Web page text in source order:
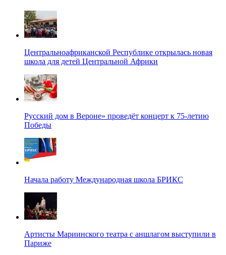
Центральноафриканской Республике открылась новая
школа для детей Центральной Африки
Русский дом в Вероне» проведёт концерт к 75-летию
Победы
Начала работу Международная школа БРИКС
Артисты Мариинского театра с аншлагом выступили в
Париже